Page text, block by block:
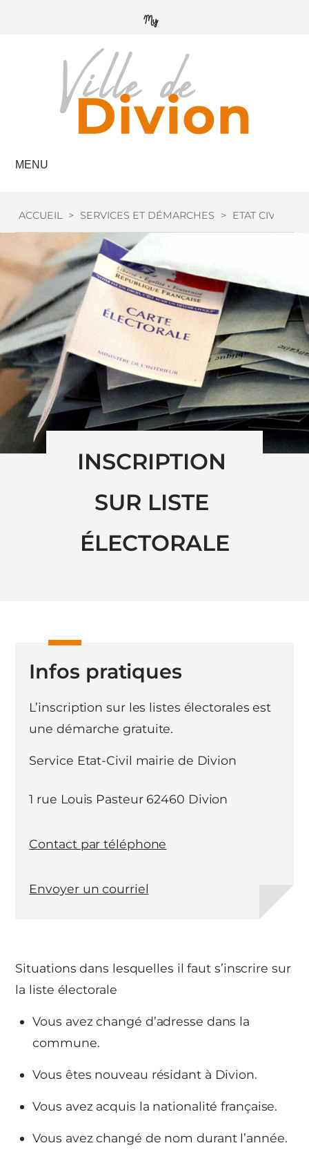
MENU
ACCUEIL > SERVICES ET DÉMARCHES > ETAT CIVIL
INSCRIPTION
SUR LISTE
ÉLECTORALE
Situations dans lesquelles il faut s’inscrire sur
la liste électorale
Vous avez changé d’adresse dans la
commune.
Vous êtes nouveau résidant à Divion.
Vous avez acquis la nationalité française.
Vous avez changé de nom durant l’année.
Infos pratiques
L’inscription sur les listes électorales est
une démarche gratuite.
Service Etat-Civil mairie de Divion
1 rue Louis Pasteur 62460 Divion
Contact par téléphone
Envoyer un courriel